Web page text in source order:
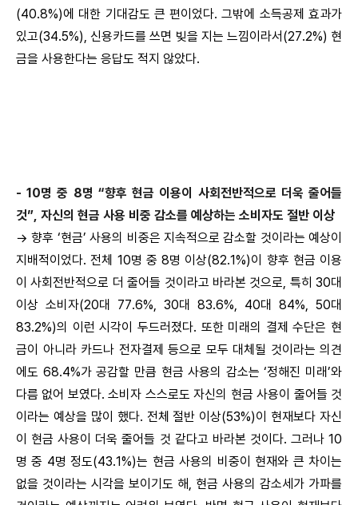
(40.8%)에 대한 기대감도 큰 편이었다. 그밖에 소득공제 효과가
있고(34.5%), 신용카드를 쓰면 빚을 지는 느낌이라서(27.2%) 현
금을 사용한다는 응답도 적지 않았다.
- 10명 중 8명 “향후 현금 이용이 사회전반적으로 더욱 줄어들
것”, 자신의 현금 사용 비중 감소를 예상하는 소비자도 절반 이상
→ 향후 ‘현금’ 사용의 비중은 지속적으로 감소할 것이라는 예상이
지배적이었다. 전체 10명 중 8명 이상(82.1%)이 향후 현금 이용
이 사회전반적으로 더 줄어들 것이라고 바라본 것으로, 특히 30대
이상 소비자(20대 77.6%, 30대 83.6%, 40대 84%, 50대
83.2%)의 이런 시각이 두드러졌다. 또한 미래의 결제 수단은 현
금이 아니라 카드나 전자결제 등으로 모두 대체될 것이라는 의견
에도 68.4%가 공감할 만큼 현금 사용의 감소는 ‘정해진 미래’와
다름 없어 보였다. 소비자 스스로도 자신의 현금 사용이 줄어들 것
이라는 예상을 많이 했다. 전체 절반 이상(53%)이 현재보다 자신
이 현금 사용이 더욱 줄어들 것 같다고 바라본 것이다. 그러나 10
명 중 4명 정도(43.1%)는 현금 사용의 비중이 현재와 큰 차이는
없을 것이라는 시각을 보이기도 해, 현금 사용의 감소세가 가파를